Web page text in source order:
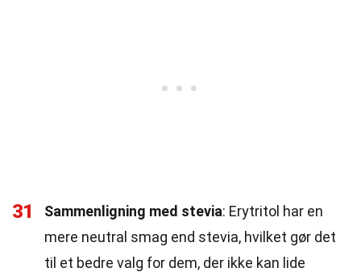
31 Sammenligning med stevia: Erytritol har en
mere neutral smag end stevia, hvilket gør det
til et bedre valg for dem, der ikke kan lide